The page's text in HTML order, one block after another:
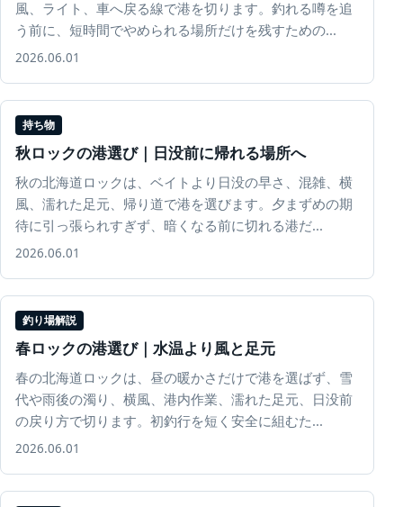
風、ライト、車へ戻る線で港を切ります。釣れる噂を追
う前に、短時間でやめられる場所だけを残すための...
2026.06.01
持ち物
秋ロックの港選び｜日没前に帰れる場所へ
秋の北海道ロックは、ベイトより日没の早さ、混雑、横
風、濡れた足元、帰り道で港を選びます。夕まずめの期
待に引っ張られすぎず、暗くなる前に切れる港だ...
2026.06.01
釣り場解説
春ロックの港選び｜水温より風と足元
春の北海道ロックは、昼の暖かさだけで港を選ばず、雪
代や雨後の濁り、横風、港内作業、濡れた足元、日没前
の戻り方で切ります。初釣行を短く安全に組むた...
2026.06.01